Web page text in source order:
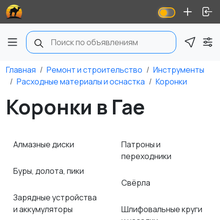
Главная Ремонт и строительство
Инструменты
Расходные материалы и оснастка
Коронки
Коронки в Гае
Алмазные диски
Буры, долота, пики
Зарядные устройства
и аккумуляторы
Патроны и
переходники
Свёрла
Шлифовальные круги